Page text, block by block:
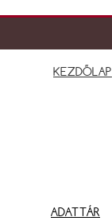
KEZDŐLAP
ADATTÁR